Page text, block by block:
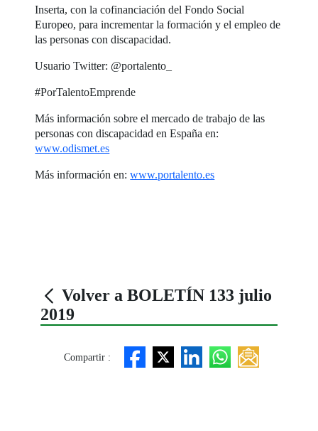
Inserta, con la cofinanciación del Fondo Social
Europeo, para incrementar la formación y el empleo de
las personas con discapacidad.
Usuario Twitter: @portalento_
#PorTalentoEmprende
Más información sobre el mercado de trabajo de las
personas con discapacidad en España en:
www.odismet.es
Más información en:www.portalento.es
Volver a BOLETÍN 133 julio
2019
Compartir :